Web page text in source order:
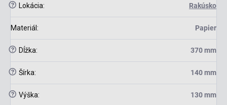
? Lokácia: Rakúsko
Materiál : Papier
? Dĺžka: 370 mm
? Šírka: 140 mm
? Výška: 130 mm